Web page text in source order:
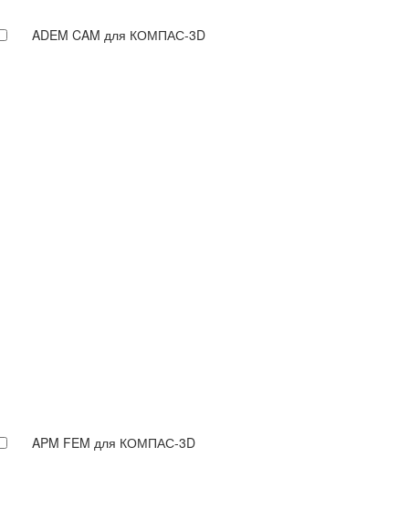
ADEM CAM для КОМПАС-3D
APM FEM для КОМПАС-3D